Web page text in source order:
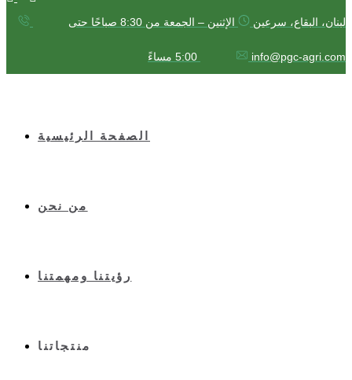
لبنان، البقاع، سرعين الإثنين – الجمعة من 8:30 صباحًا حتى
5:00 مساءً info@pgc-agri.com
الصفحة الرئيسية
من نحن
رؤيتنا ومهمتنا
منتجاتنا